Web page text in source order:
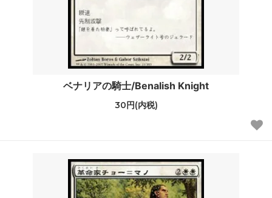
ベナリアの騎士/Benalish Knight
30円(内税)